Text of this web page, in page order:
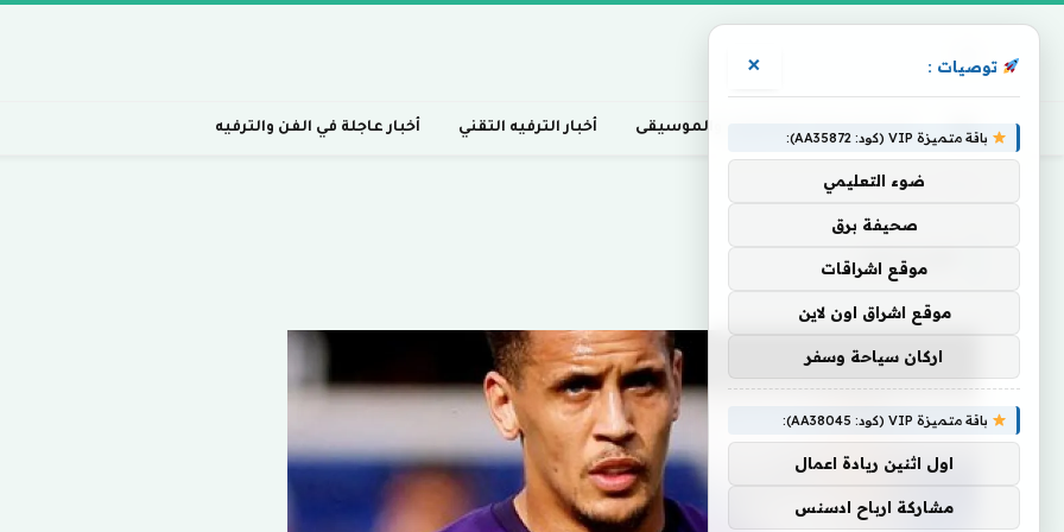
أخبار السينما، التلفزيون، والموسيقى أخبار الترفيه التقني أخبار عاجلة في الفن والترفيه
موريسون
موريسون
توصيات : ×
باقة متميزة VIP (كود: AA35872):
ضوء التعليمي
صحيفة برق
موقع اشراقات
موقع اشراق اون لاين
اركان سياحة وسفر
باقة متميزة VIP (كود: AA38045):
اول اثنين ريادة اعمال
مشاركة ارباح ادسنس